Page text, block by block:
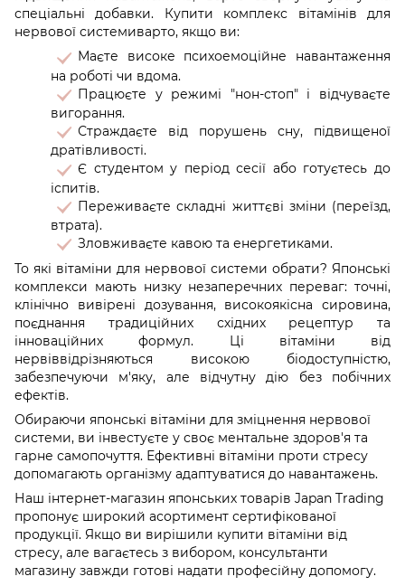
спеціальні добавки. Купити комплекс вітамінів для
нервової системиварто, якщо ви:
Маєте високе психоемоційне навантаження
на роботі чи вдома.
Працюєте у режимі "нон-стоп" і відчуваєте
вигорання.
Страждаєте від порушень сну, підвищеної
дратівливості.
Є студентом у період сесії або готуєтесь до
іспитів.
Переживаєте складні життєві зміни (переїзд,
втрата).
Зловживаєте кавою та енергетиками.
То які вітаміни для нервової системи обрати? Японські
комплекси мають низку незаперечних переваг: точні,
клінічно вивірені дозування, високоякісна сировина,
поєднання традиційних східних рецептур та
інноваційних формул. Ці вітаміни від
нервіввідрізняються високою біодоступністю,
забезпечуючи м'яку, але відчутну дію без побічних
ефектів.
Обираючи японські вітаміни для зміцнення нервової
системи, ви інвестуєте у своє ментальне здоров'я та
гарне самопочуття. Ефективні вітаміни проти стресу
допомагають організму адаптуватися до навантажень.
Наш інтернет-магазин японських товарів Japan Trading
пропонує широкий асортимент сертифікованої
продукції. Якщо ви вирішили купити вітаміни від
стресу, але вагаєтесь з вибором, консультанти
магазину завжди готові надати професійну допомогу.